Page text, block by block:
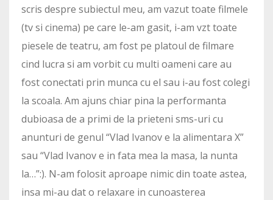
scris despre subiectul meu, am vazut toate filmele
(tv si cinema) pe care le-am gasit, i-am vzt toate
piesele de teatru, am fost pe platoul de filmare
cind lucra si am vorbit cu multi oameni care au
fost conectati prin munca cu el sau i-au fost colegi
la scoala. Am ajuns chiar pina la performanta
dubioasa de a primi de la prieteni sms-uri cu
anunturi de genul “Vlad Ivanov e la alimentara X”
sau “Vlad Ivanov e in fata mea la masa, la nunta
la…”:). N-am folosit aproape nimic din toate astea,
insa mi-au dat o relaxare in cunoasterea